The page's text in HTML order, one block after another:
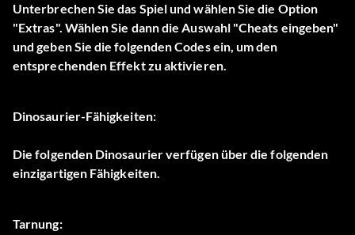
Unterbrechen Sie das Spiel und wählen Sie die Option
"Extras". Wählen Sie dann die Auswahl "Cheats eingeben"
und geben Sie die folgenden Codes ein, um den
entsprechenden Effekt zu aktivieren.
Dinosaurier-Fähigkeiten:
Die folgenden Dinosaurier verfügen über die folgenden
einzigartigen Fähigkeiten.
Tarnung: